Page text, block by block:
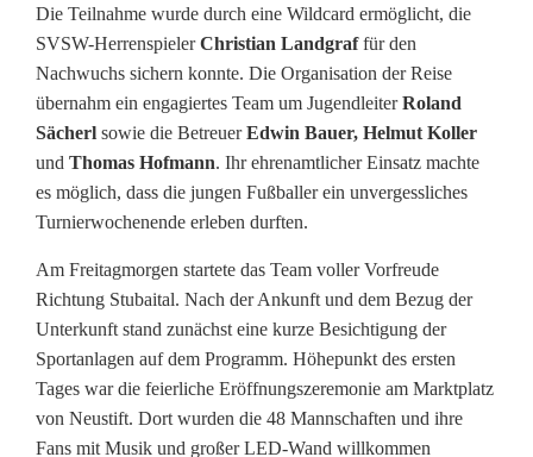
a
t
h
:
U
1
s
c
h
Die Teilnahme wurde durch eine Wildcard ermöglicht, die
SVSW-HerrenspielerChristian Landgraffür den
Nachwuchs sichern konnte. Die Organisation der Reise
übernahm ein engagiertes Team um JugendleiterRoland
Sächerl sowie die BetreuerEdwin Bauer, Helmut Koller
und Thomas Hofmann. Ihr ehrenamtlicher Einsatz machte
es möglich, dass die jungen Fußballer ein unvergessliches
Turnierwochenende erleben durften.
Am Freitagmorgen startete das Team voller Vorfreude
Richtung Stubaital. Nach der Ankunft und dem Bezug der
Unterkunft stand zunächst eine kurze Besichtigung der
Sportanlagen auf dem Programm. Höhepunkt des ersten
Tages war die feierliche Eröffnungszeremonie am Marktplatz
von Neustift. Dort wurden die 48 Mannschaften und ihre
Fans mit Musik und großer LED-Wand willkommen